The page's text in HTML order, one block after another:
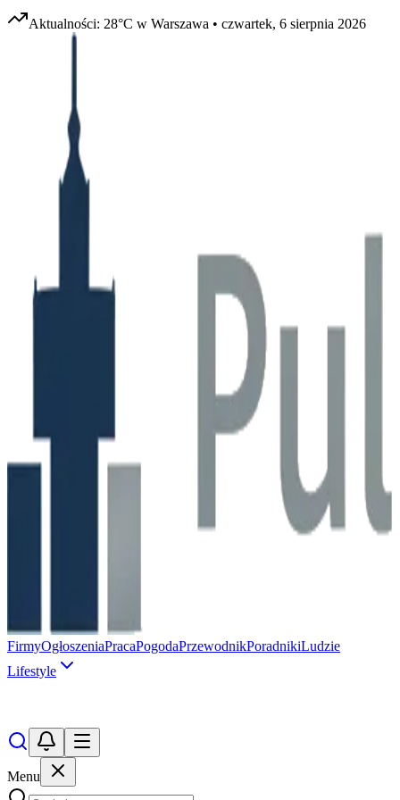
Aktualności: 28°C w Warszawa • czwartek, 6 sierpnia 2026
FirmyOgłoszeniaPracaPogodaPrzewodnikPoradnikiLudzie
Lifestyle
Menu